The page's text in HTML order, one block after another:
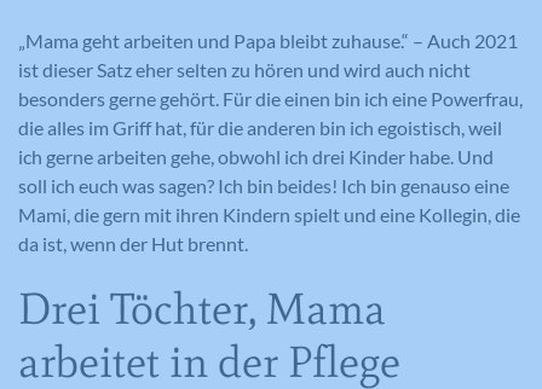
„Mama geht arbeiten und Papa bleibt zuhause.“ – Auch 2021
ist dieser Satz eher selten zu hören und wird auch nicht
besonders gerne gehört. Für die einen bin ich eine Powerfrau,
die alles im Griff hat, für die anderen bin ich egoistisch, weil
ich gerne arbeiten gehe, obwohl ich drei Kinder habe. Und
soll ich euch was sagen? Ich bin beides! Ich bin genauso eine
Mami, die gern mit ihren Kindern spielt und eine Kollegin, die
da ist, wenn der Hut brennt.
Drei Töchter, Mama
arbeitet in der Pflege